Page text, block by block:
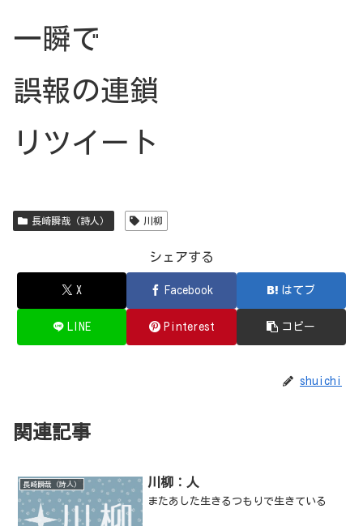
一瞬で
誤報の連鎖
リツイート
長崎瞬哉（詩人） 川柳
シェアする
X Facebook はてブ
LINE Pinterest コピー
shuichi
関連記事
長崎瞬哉（詩人） 川柳：人
またあした生きるつもりで生きている